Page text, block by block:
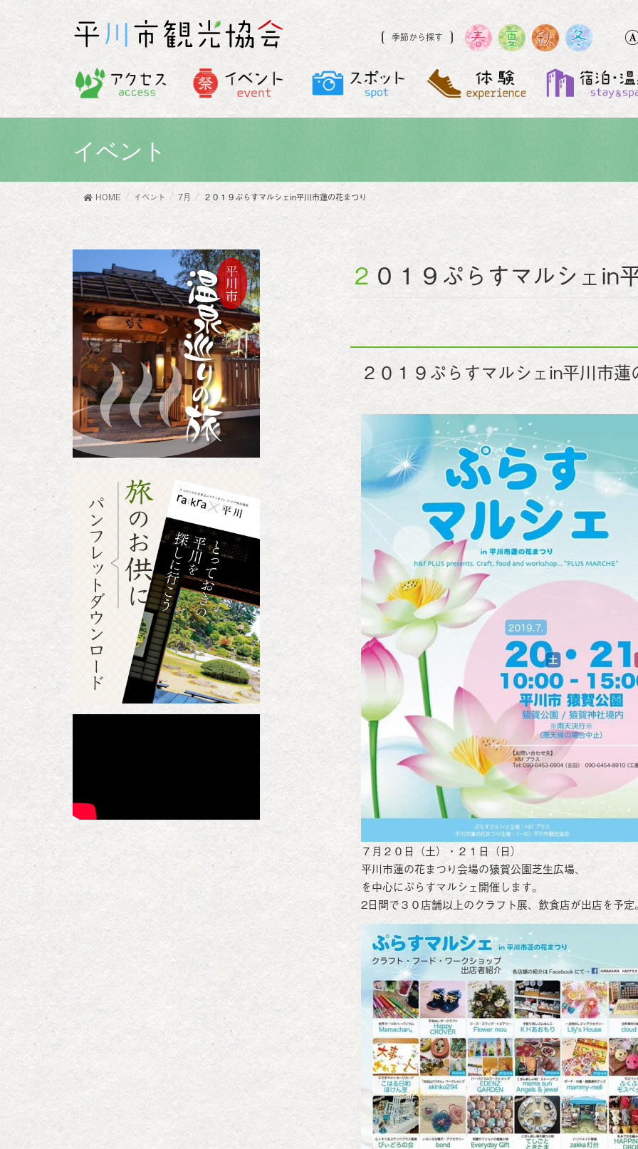
季節から探す
イベント
HOME イベント 7月 ２０１９ぷらすマルシェin平川市蓮の花まつり
２０１９ぷらすマルシェ
２０１９ぷらすマルシェin平川市
７月２０日（土）・２１日（日）
平川市蓮の花まつり会場の猿賀公園芝生広場、
を中心にぷらすマルシェ開催します。
2日間で３０店舗以上のクラフト展、飲食店が出店を予定